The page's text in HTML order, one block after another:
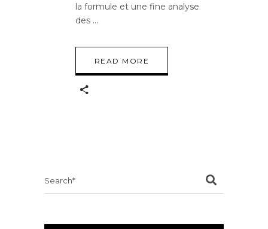
la formule et une fine analyse
des
READ MORE